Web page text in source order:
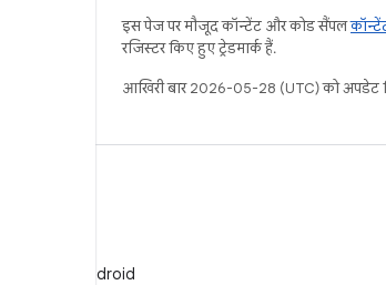
इस पेज पर मौजूद कॉन्टेंट और कोड सैंपल
रजिस्टर किए हुए ट्रेडमार्क हैं.
आखिरी बार 2026-05-28 (UTC) को अपडेट
WeChat पर Android